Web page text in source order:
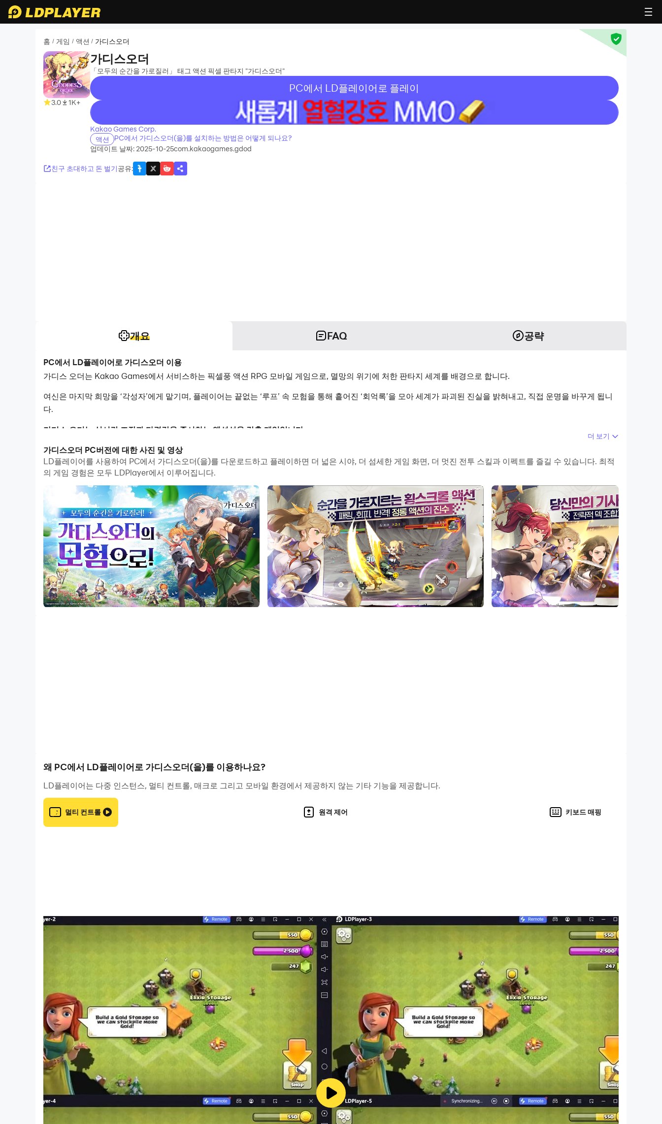
홈 / 게임 / 액션 / 가디스오더
3.0 1K+
가디스오더
「모두의 순간을 가로질러」 태그 액션 픽셀 판타지 "가디스오더"
PC에서 LD플레이어로 플레이
recommend
Kakao Games Corp.
액션
PC에서 가디스오더(을)를 설치하는 방법은 어떻게 되나요?
업데이트 날짜: 2025-10-25com.kakaogames.gdod
친구 초대하고 돈 벌기공유:
개요 FAQ 공략
PC에서 LD플레이어로 가디스오더 이용
가디스 오더는 Kakao Games에서 서비스하는 픽셀풍 액션 RPG 모바일 게임으로, 멸망의 위기에 처한 판타지 세계를 배경으로 합니다.
여신은 마지막 희망을 ‘각성자’에게 맡기며, 플레이어는 끝없는 ‘루프’ 속 모험을 통해 흩어진 ‘회억록’을 모아 세계가 파괴된 진실을 밝혀내고, 직접 운명을 바꾸게 됩니
다.
가디스 오더는 실시간 조작과 타격감을 중시하는 액션성을 갖춘 게임입니다.
전투는 단순한 오토 플레이가 아닌이동, 회피, 가드, 반격
심입니다.
핵심 특징
픽셀 아트와 현대적인 연출의 조화
고해상도 픽셀 그래픽에 광원 효과와 연출을 더해 복고풍의 감성을 살리면서도 세련된 비주얼을 제공합니다.
3인 캐릭터 실시간 전환 시스템
전투 중 3명의 캐릭터를 자유롭게 전환하며 다양한 연계 스킬을 사용할 수 있습니다.
예를 들어, 근접 캐릭터로 적의 공격을 끊고 바로 원거리 캐릭터로 전환하여 연속적인 딜링을 이어가는 전략이 가능합니다.
스테이지에는 메인 스토리 외에도 숨겨진 퀘스트와 보물이 존재합니다.
탐험 과정에서 발견되는 특별 챌린지를 클리어하면 풍부한 보상을 획득할 수 있습니다.
캐릭터 육성과 전략적 파티 편성
LDPlayer에서 PC로 가디스오더를 플레이하면, 모바일보다 전투, 캐릭터 육성, 보스 공략을 훨씬 직관적이고 몰입감 있게 즐길 수 있습니다.
대형 화면에서 전투 전체 시야 확보
보스의 스킬 순서와 범위를 한눈에 확인하며, 세밀한 전략 조정 가능
키보드와 마우스로 빠른 캐릭터 전환 및 연계 공격
3인 캐릭터 실시간 스위치와 스킬 연계를 정밀하게 수행, 연속 콤보 및 반격 극대화
고화질 픽셀 그래픽과 스킬 이펙트
대형 PC 화면으로 세밀한 연출과 전투 액션을 생생하게 감상
멀티 계정 및 캐릭터 조합 실험
다양한 팀 구성을 동시에 테스트하며 전략 최적화 가능
장시간 안정적 플레이
더 보기
가디스오더 PC버전에 대한 사진 및 영상
LD플레이어를 사용하여 PC에서 가디스오더(을)를 다운로드하고 플레이하면 더 넓은 시야, 더 섬세한 게임 화면, 더 멋진 전투 스킬과 이펙트를 즐길 수 있습니다. 최적
의 게임 경험은 모두 LDPlayer에서 이루어집니다.
왜 PC에서 LD플레이어로 가디스오더(을)를 이용하나요?
LD플레이어는 다중 인스턴스, 멀티 컨트롤, 매크로 그리고 모바일 환경에서 제공하지 않는 기타 기능을 제공합니다.
멀티 컨트롤 원격 제어 키보드 매핑